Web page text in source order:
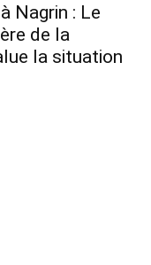
Nagrin : Le
de la
la situation